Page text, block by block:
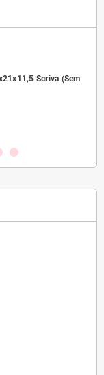
Scriva (Sem